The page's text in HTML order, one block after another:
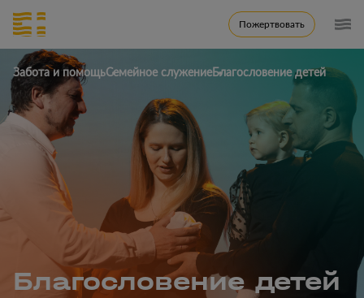
Пожертвовать
Забота и помощьСемейное служениеБлагословение детей
Благословение детей